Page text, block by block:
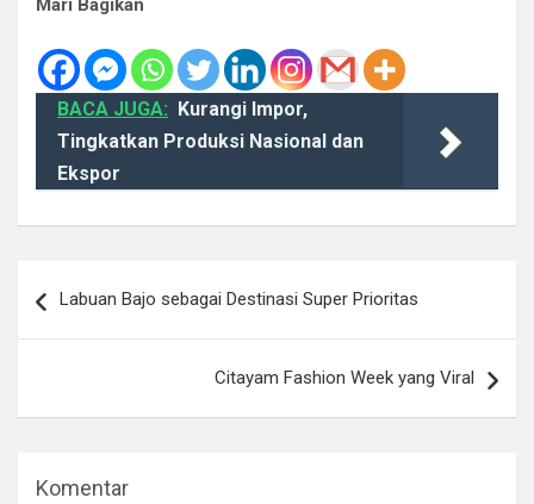
Mari Bagikan
BACA JUGA:
Kurangi Impor,
Tingkatkan Produksi Nasional dan
Ekspor
posLabuan Bajo sebagai Destinasi Super Prioritas
Citayam Fashion Week yang Viral
Komentar